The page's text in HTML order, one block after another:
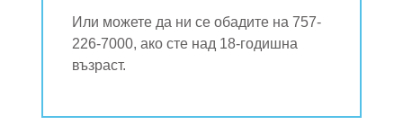
Или можете да ни се обадите на 757-
226-7000, ако сте над 18-годишна
възраст.